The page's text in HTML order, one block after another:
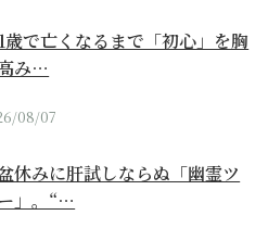
歳で亡くなるまで「初心」を胸
み…
08/07
休みに肝試しならぬ「幽霊ツ
」。“…